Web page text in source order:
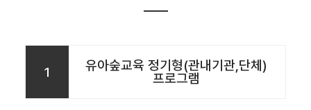
1
유아숲교육 정기형(관내기관,단체)
프로그램